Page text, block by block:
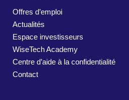
Offres d’emploi
Actualités
Espace investisseurs
WiseTech Academy
Centre d’aide à la confidentialité
Contact